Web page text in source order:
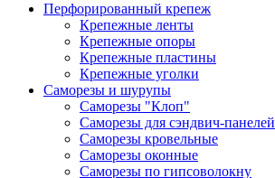
Перфорированный крепеж
Крепежные ленты
Крепежные опоры
Крепежные пластины
Крепежные уголки
Саморезы и шурупы
Саморезы "Клоп"
Саморезы для сэндвич-панелей
Саморезы кровельные
Саморезы оконные
Саморезы по гипсоволокну